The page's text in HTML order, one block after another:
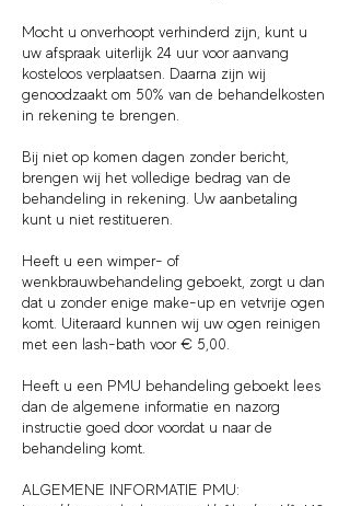
Mocht u onverhoopt verhinderd zijn, kunt u
uw afspraak uiterlijk 24 uur voor aanvang
kosteloos verplaatsen. Daarna zijn wij
genoodzaakt om 50% van de behandelkosten
in rekening te brengen.
Bij niet op komen dagen zonder bericht,
brengen wij het volledige bedrag van de
behandeling in rekening. Uw aanbetaling
kunt u niet restitueren.
Heeft u een wimper- of
wenkbrauwbehandeling geboekt, zorgt u dan
dat u zonder enige make-up en vetvrije ogen
komt. Uiteraard kunnen wij uw ogen reinigen
met een lash-bath voor € 5,00.
Heeft u een PMU behandeling geboekt lees
dan de algemene informatie en nazorg
instructie goed door voordat u naar de
behandeling komt.
ALGEMENE INFORMATIE PMU: